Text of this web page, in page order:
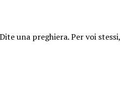
una preghiera. Per voi stessi,